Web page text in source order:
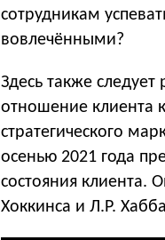
сотрудникам
вовлечёнными?
Здесь также
отношение клиента
стратегического
осенью 2021 года
состояния клиента.
Хоккинса и Л.Р.